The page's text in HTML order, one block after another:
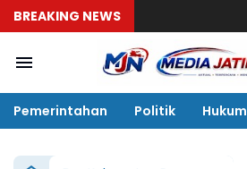
BREAKING NEWS
Pemerintahan Politik Hukum